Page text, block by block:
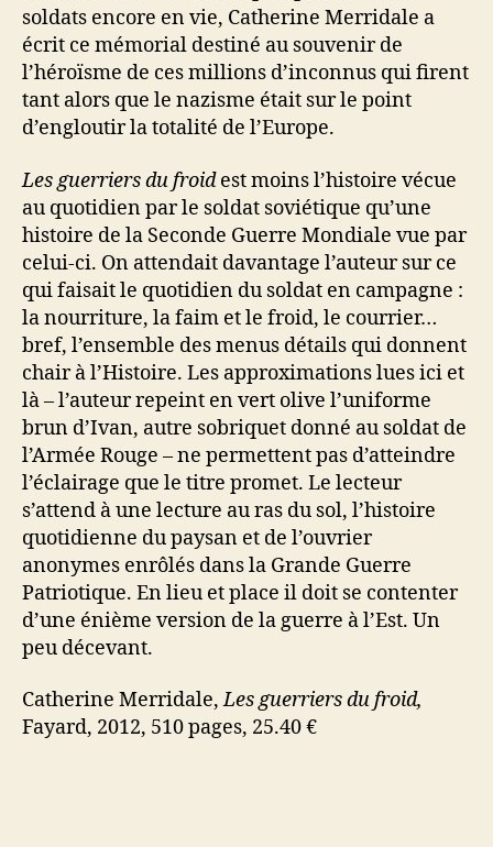
soldats encore en vie, Catherine Merridale a
écrit ce mémorial destiné au souvenir de
l’héroïsme de ces millions d’inconnus qui firent
tant alors que le nazisme était sur le point
d’engloutir la totalité de l’Europe.
Les guerriers du froidest moins l’histoire vécue
au quotidien par le soldat soviétique qu’une
histoire de la Seconde Guerre Mondiale vue par
celui-ci. On attendait davantage l’auteur sur ce
qui faisait le quotidien du soldat en campagne :
la nourriture, la faim et le froid, le courrier…
bref, l’ensemble des menus détails qui donnent
chair à l’Histoire. Les approximations lues ici et
là – l’auteur repeint en vert olive l’uniforme
brun d’Ivan, autre sobriquet donné au soldat de
l’Armée Rouge – ne permettent pas d’atteindre
l’éclairage que le titre promet. Le lecteur
s’attend à une lecture au ras du sol, l’histoire
quotidienne du paysan et de l’ouvrier
anonymes enrôlés dans la Grande Guerre
Patriotique. En lieu et place il doit se contenter
d’une énième version de la guerre à l’Est. Un
peu décevant.
Catherine Merridale,Les guerriers du froid,
Fayard, 2012, 510 pages, 25.40 €